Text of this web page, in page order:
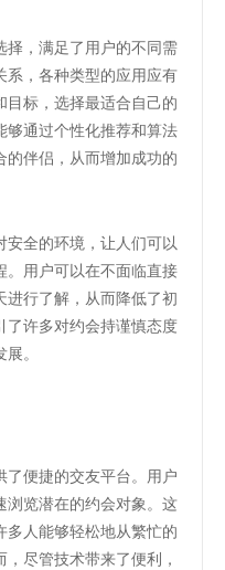
择，满足了用户的不同需
系，各种类型的应用应有
目标，选择最适合自己的
够通过个性化推荐和算法
的伴侣，从而增加成功的
全的环境，让人们可以
。用户可以在不面临直接
行了解，从而降低了初
了许多对约会持谨慎态度
。
便捷的交友平台。用户
浏览潜在的约会对象。这
人能够轻松地从繁忙的
尽管技术带来了便利，